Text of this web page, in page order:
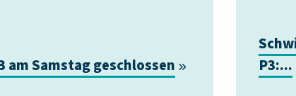
am Samstag geschlossen
P3:...